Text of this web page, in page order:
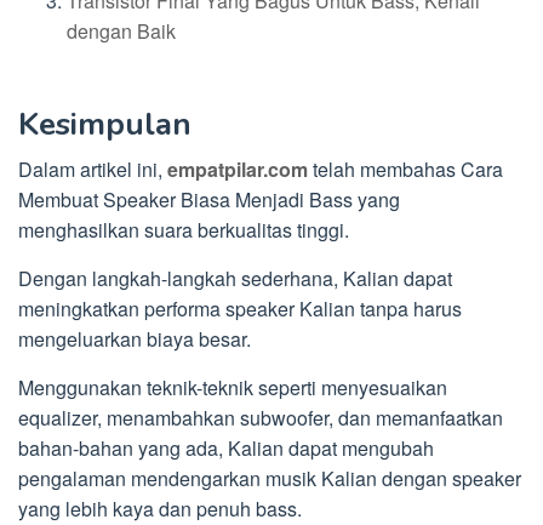
dengan Baik
Kesimpulan
Dalam artikel ini, empatpilar.comtelah membahas Cara
Membuat Speaker Biasa Menjadi Bass yang
menghasilkan suara berkualitas tinggi.
Dengan langkah-langkah sederhana, Kalian dapat
meningkatkan performa speaker Kalian tanpa harus
mengeluarkan biaya besar.
Menggunakan teknik-teknik seperti menyesuaikan
equalizer, menambahkan subwoofer, dan memanfaatkan
bahan-bahan yang ada, Kalian dapat mengubah
pengalaman mendengarkan musik Kalian dengan speaker
yang lebih kaya dan penuh bass.